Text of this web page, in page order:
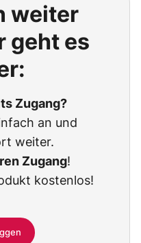
weiter
geht es
Zugang?
an und
weiter.
Zugang!
kostenlos!